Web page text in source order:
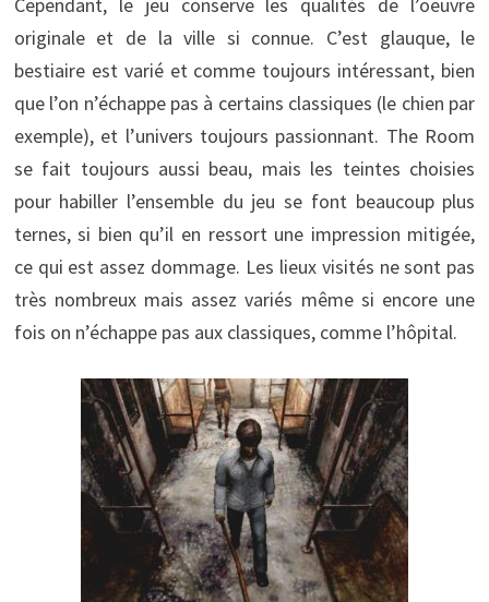
Cependant, le jeu conserve les qualités de l’oeuvre
originale et de la ville si connue. C’est glauque, le
bestiaire est varié et comme toujours intéressant, bien
que l’on n’échappe pas à certains classiques (le chien par
exemple), et l’univers toujours passionnant. The Room
se fait toujours aussi beau, mais les teintes choisies
pour habiller l’ensemble du jeu se font beaucoup plus
ternes, si bien qu’il en ressort une impression mitigée,
ce qui est assez dommage. Les lieux visités ne sont pas
très nombreux mais assez variés même si encore une
fois on n’échappe pas aux classiques, comme l’hôpital.